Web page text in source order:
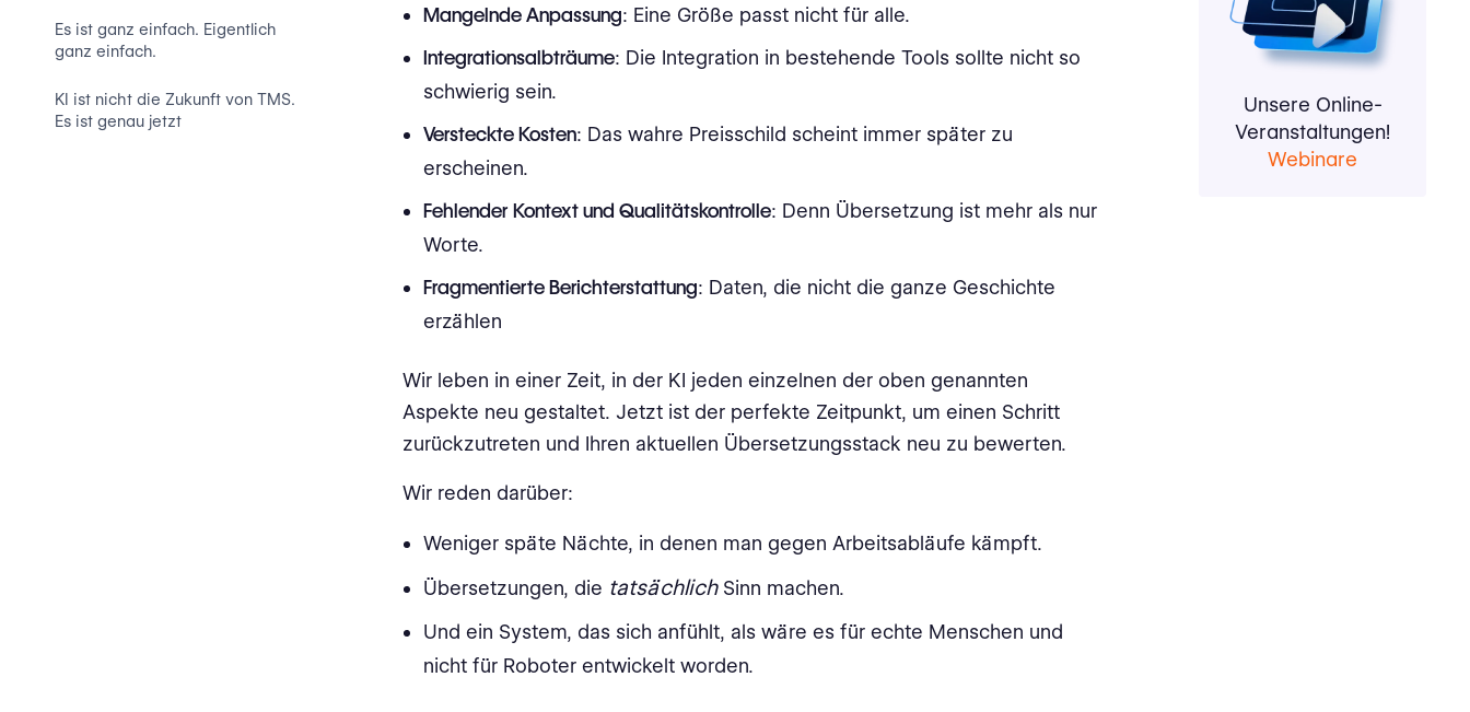
Es ist ganz einfach. Eigentlich
ganz einfach.
KI ist nicht die Zukunft von TMS.
Es ist genau jetzt
Mangelnde Anpassung: Eine Größe passt nicht für alle.
Integrationsalbträume: Die Integration in bestehende Tools sollte nicht so
schwierig sein.
Versteckte Kosten: Das wahre Preisschild scheint immer später zu
erscheinen.
Fehlender Kontext und Qualitätskontrolle: Denn Übersetzung ist mehr als nur
Worte.
Fragmentierte Berichterstattung: Daten, die nicht die ganze Geschichte
erzählen
Wir leben in einer Zeit, in der KI jeden einzelnen der oben genannten
Aspekte neu gestaltet. Jetzt ist der perfekte Zeitpunkt, um einen Schritt
zurückzutreten und Ihren aktuellen Übersetzungsstack neu zu bewerten.
Wir reden darüber:
Weniger späte Nächte, in denen man gegen Arbeitsabläufe kämpft.
Übersetzungen, die tatsächlichSinn machen.
Und ein System, das sich anfühlt, als wäre es für echte Menschen und
nicht für Roboter entwickelt worden.
Unsere Online-
Veranstaltungen!
Webinare